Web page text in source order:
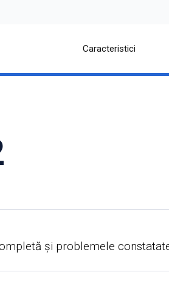
Caracteristici
și problemele